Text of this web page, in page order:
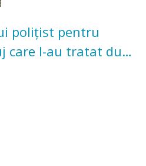
polițist pentru
care l-au tratat după